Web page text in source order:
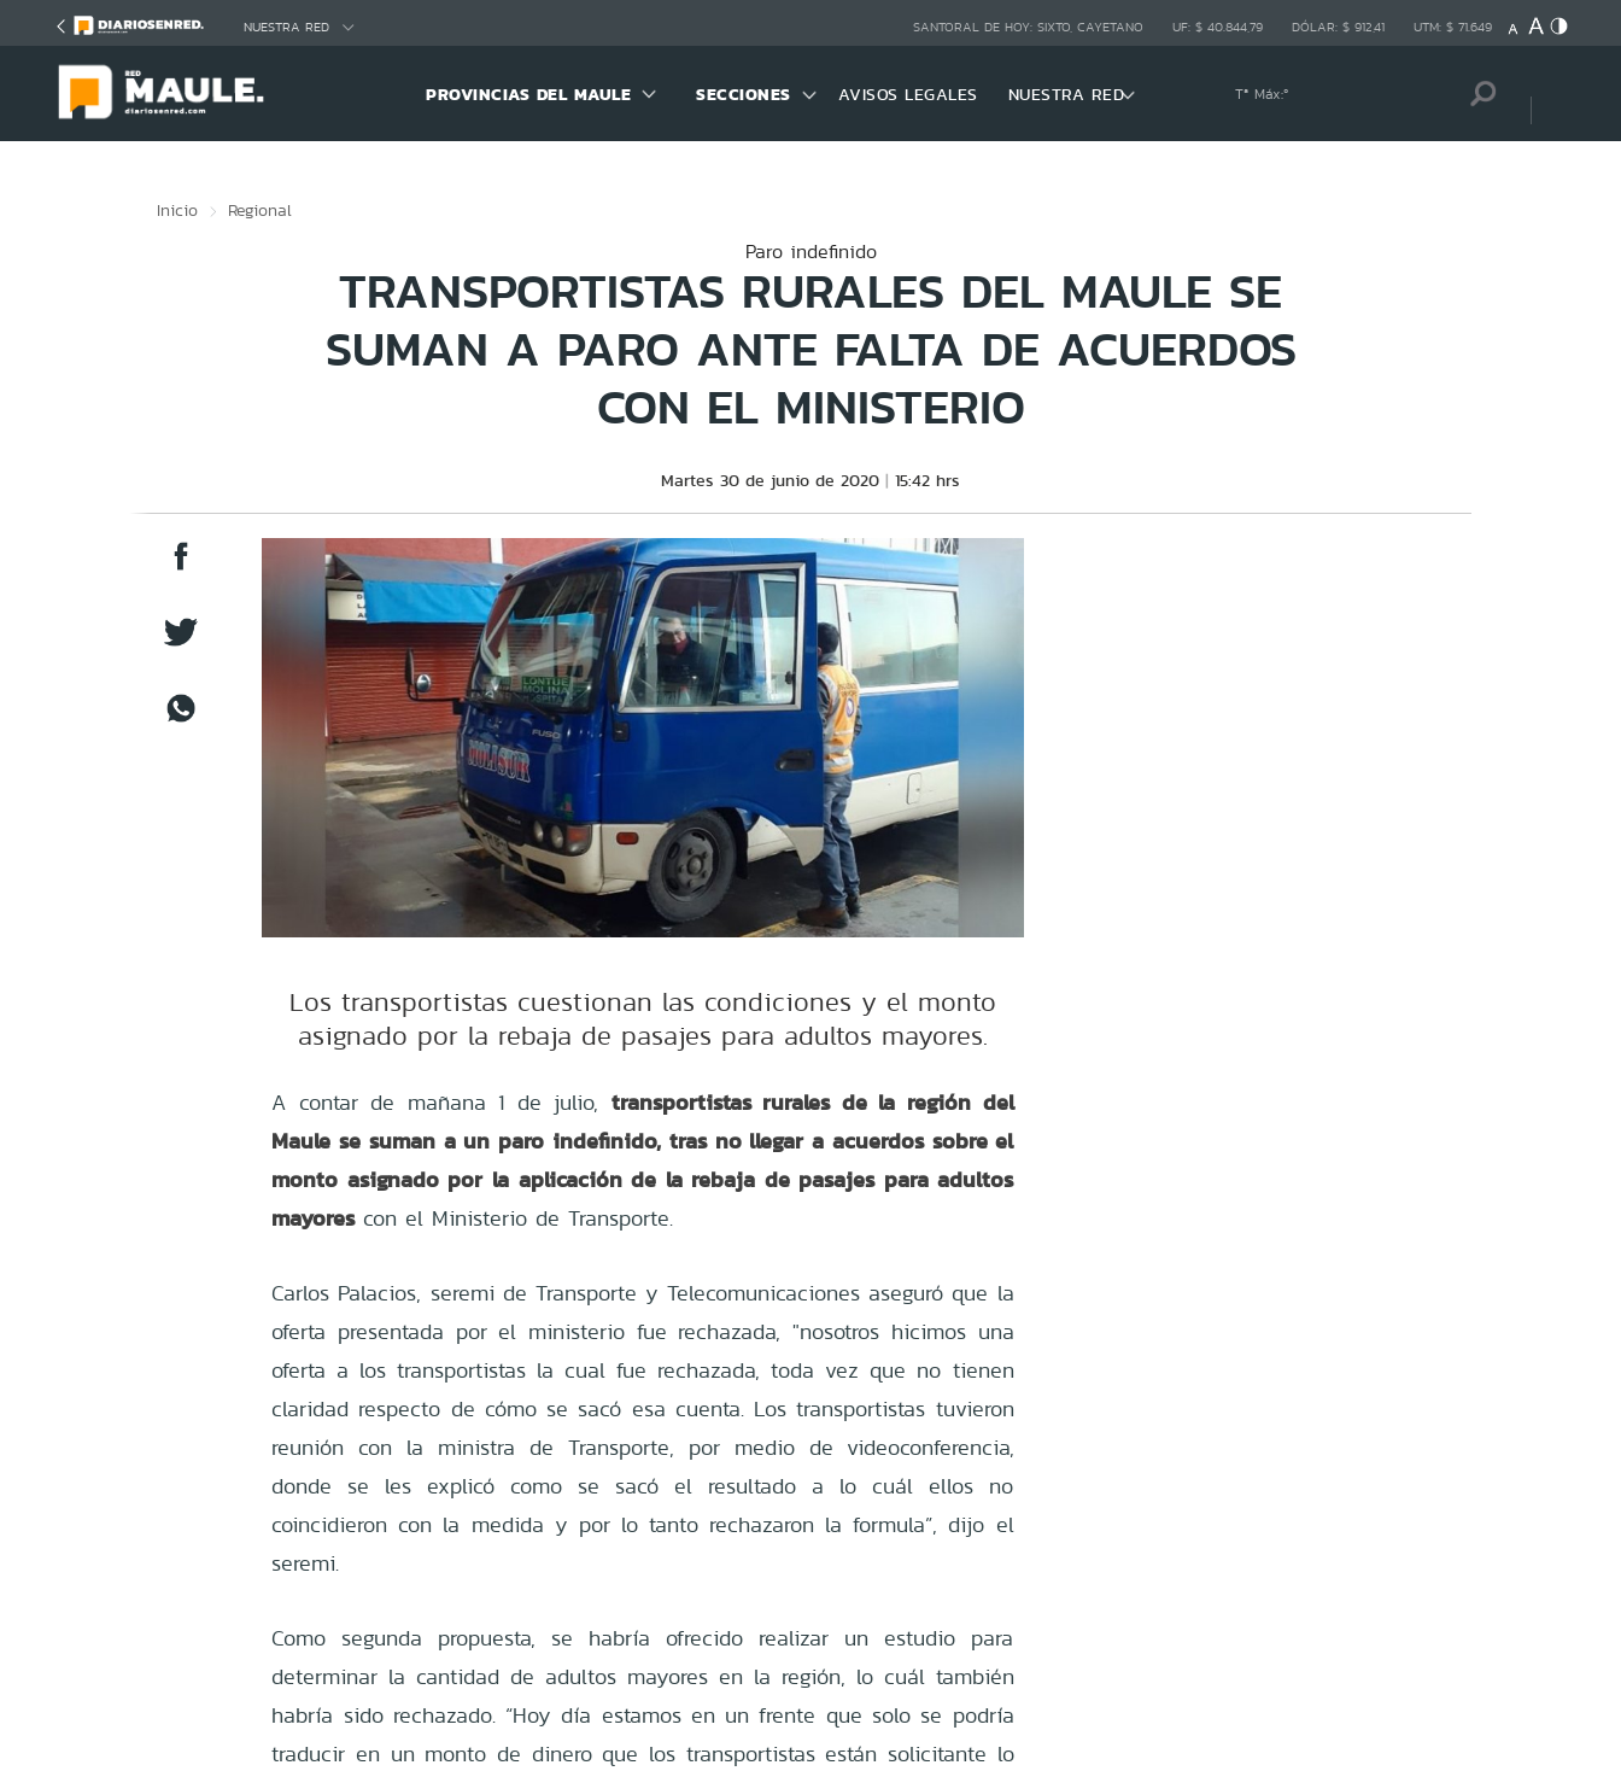
NUESTRA RED SANTORAL DE HOY: SIXTO, CAYETANO UF: $ 40.844,79 DÓLAR: $ 912,41 UTM: $ 71.649
PROVINCIAS DEL MAULE SECCIONES AVISOS LEGALES NUESTRA RED Tª Máx:º
Inicio Regional
Paro indefinido
TRANSPORTISTAS RURALES DEL MAULE SE
SUMAN A PARO ANTE FALTA DE ACUERDOS
CON EL MINISTERIO
Martes 30 de junio de 2020 15:42 hrs
Los transportistas cuestionan las condiciones y el monto
asignado por la rebaja de pasajes para adultos mayores.
A contar de mañana 1 de julio, transportistas rurales de la región del
Maule se suman a un paro indefinido, tras no llegar a acuerdos sobre el
monto asignado por la aplicación de la rebaja de pasajes para adultos
mayorescon el Ministerio de Transporte.
Carlos Palacios, seremi de Transporte y Telecomunicaciones aseguró que la
oferta presentada por el ministerio fue rechazada, "nosotros hicimos una
oferta a los transportistas la cual fue rechazada, toda vez que no tienen
claridad respecto de cómo se sacó esa cuenta. Los transportistas tuvieron
reunión con la ministra de Transporte, por medio de videoconferencia,
donde se les explicó como se sacó el resultado a lo cuál ellos no
coincidieron con la medida y por lo tanto rechazaron la formula”, dijo el
seremi.
Como segunda propuesta, se habría ofrecido realizar un estudio para
determinar la cantidad de adultos mayores en la región, lo cuál también
habría sido rechazado. “Hoy día estamos en un frente que solo se podría
traducir en un monto de dinero que los transportistas están solicitante lo